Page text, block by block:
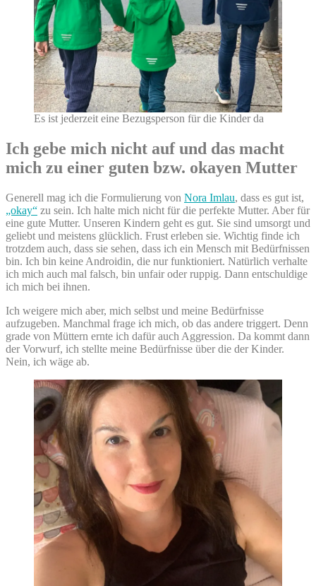
Es ist jederzeit eine Bezugsperson für die Kinder da
Ich gebe mich nicht auf und das macht
mich zu einer guten bzw. okayen Mutter
Generell mag ich die Formulierung von Nora Imlau, dass es gut ist,
„okay“ zu sein. Ich halte mich nicht für die perfekte Mutter. Aber für
eine gute Mutter. Unseren Kindern geht es gut. Sie sind umsorgt und
geliebt und meistens glücklich. Frust erleben sie. Wichtig finde ich
trotzdem auch, dass sie sehen, dass ich ein Mensch mit Bedürfnissen
bin. Ich bin keine Androidin, die nur funktioniert. Natürlich verhalte
ich mich auch mal falsch, bin unfair oder ruppig. Dann entschuldige
ich mich bei ihnen.
Ich weigere mich aber, mich selbst und meine Bedürfnisse
aufzugeben. Manchmal frage ich mich, ob das andere triggert. Denn
grade von Müttern ernte ich dafür auch Aggression. Da kommt dann
der Vorwurf, ich stellte meine Bedürfnisse über die der Kinder.
Nein, ich wäge ab.